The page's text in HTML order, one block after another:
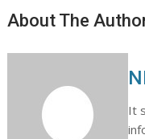
About The
It